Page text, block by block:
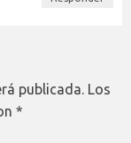
publicada. Los
*